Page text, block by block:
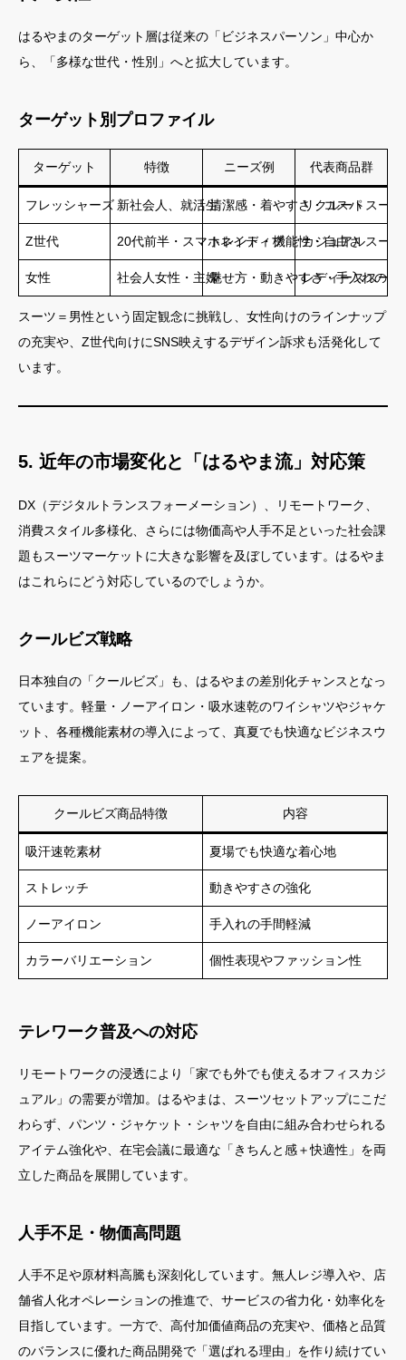
はるやまのターゲット層は従来の「ビジネスパーソン」中心か
ら、「多様な世代・性別」へと拡大しています。
ターゲット別プロファイル
ターゲット 特徴 ニーズ例 代表商品群
フレッシャーズ 新社会人、就活生清潔感・着やすさ・コスパ
リクルートスー
Z世代 20代前半・スマホネイティブトレンド・機能性・自由さ
カジュアルスー
女性 社会人女性・主婦魅せ方・動きやすさ・手入れの楽
レディーススー
スーツ＝男性という固定観念に挑戦し、女性向けのラインナップ
の充実や、Z世代向けにSNS映えするデザイン訴求も活発化して
います。
5. 近年の市場変化と「はるやま流」対応策
DX（デジタルトランスフォーメーション）、リモートワーク、
消費スタイル多様化、さらには物価高や人手不足といった社会課
題もスーツマーケットに大きな影響を及ぼしています。はるやま
はこれらにどう対応しているのでしょうか。
クールビズ戦略
日本独自の「クールビズ」も、はるやまの差別化チャンスとなっ
ています。軽量・ノーアイロン・吸水速乾のワイシャツやジャケ
ット、各種機能素材の導入によって、真夏でも快適なビジネスウ
ェアを提案。
クールビズ商品特徴 内容
吸汗速乾素材 夏場でも快適な着心地
ストレッチ 動きやすさの強化
ノーアイロン 手入れの手間軽減
カラーバリエーション 個性表現やファッション性
テレワーク普及への対応
リモートワークの浸透により「家でも外でも使えるオフィスカジ
ュアル」の需要が増加。はるやまは、スーツセットアップにこだ
わらず、パンツ・ジャケット・シャツを自由に組み合わせられる
アイテム強化や、在宅会議に最適な「きちんと感＋快適性」を両
立した商品を展開しています。
人手不足・物価高問題
人手不足や原材料高騰も深刻化しています。無人レジ導入や、店
舗省人化オペレーションの推進で、サービスの省力化・効率化を
目指しています。一方で、高付加価値商品の充実や、価格と品質
のバランスに優れた商品開発で「選ばれる理由」を作り続けてい